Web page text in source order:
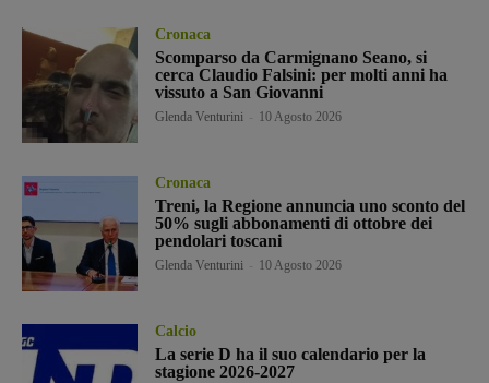
Cronaca
Scomparso da Carmignano Seano, si
cerca Claudio Falsini: per molti anni ha
vissuto a San Giovanni
Glenda Venturini 10 Agosto 2026
Cronaca
Treni, la Regione annuncia uno sconto del
50% sugli abbonamenti di ottobre dei
pendolari toscani
Glenda Venturini 10 Agosto 2026
Calcio
La serie D ha il suo calendario per la
stagione 2026-2027